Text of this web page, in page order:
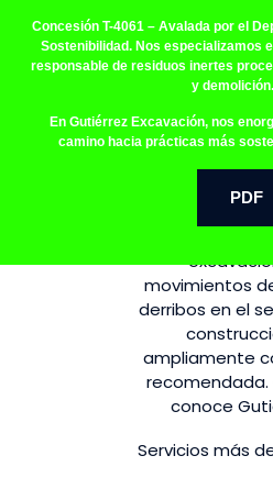
Concesión T-4061 – Avalada por el
Sostenibilidad. Nos especializamos
responsable de residuos inertes
y demolición.
En Gutiérrez Excavación, nos
camino hacia prácticas más
PDF
Servicios más